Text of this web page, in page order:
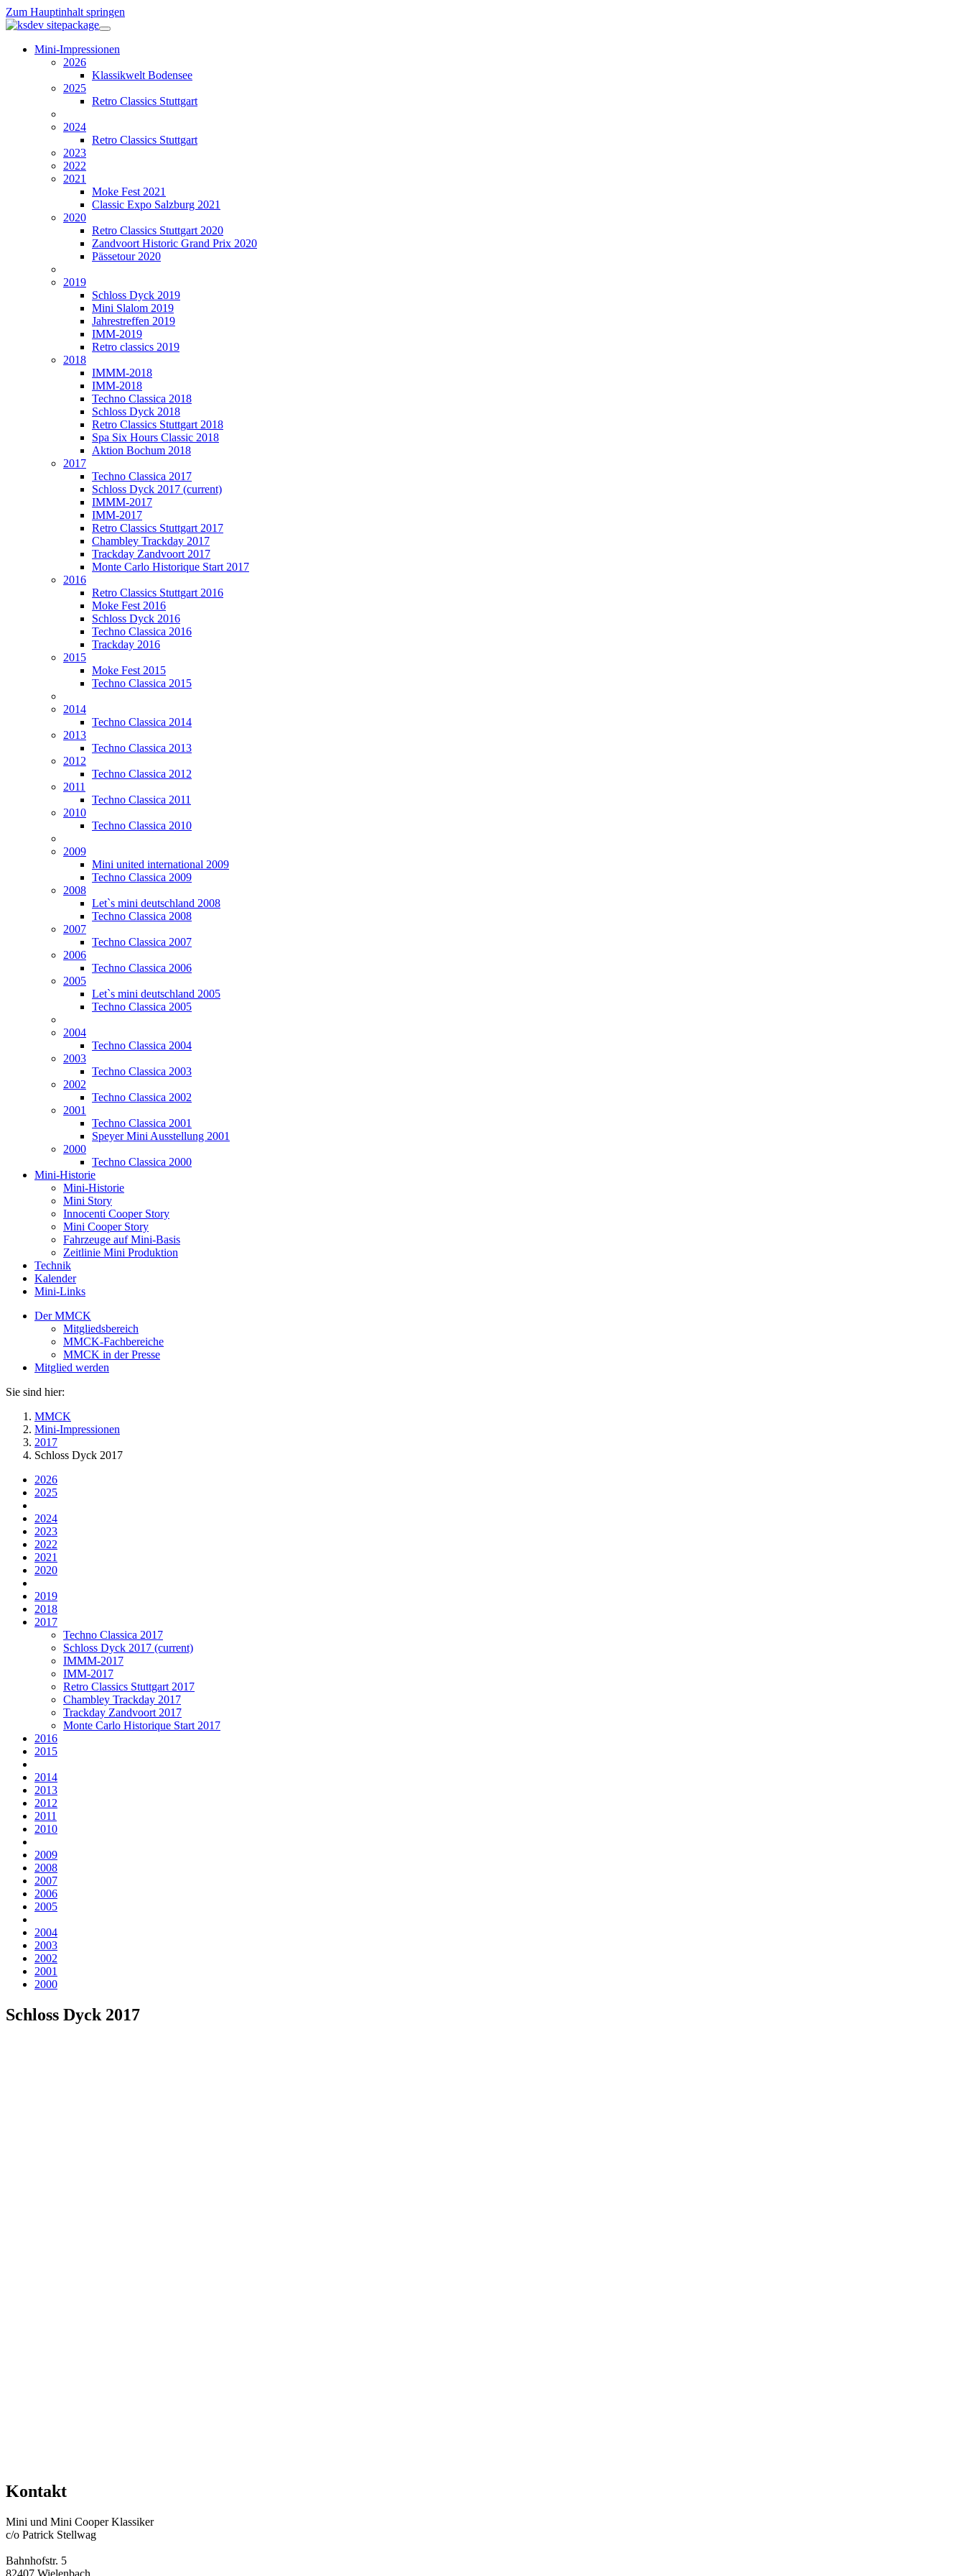
Zum Hauptinhalt springen
Mini-Impressionen
2026
Klassikwelt Bodensee
2025
Retro Classics Stuttgart
2024
Retro Classics Stuttgart
2023
2022
2021
Moke Fest 2021
Classic Expo Salzburg 2021
2020
Retro Classics Stuttgart 2020
Zandvoort Historic Grand Prix 2020
Pässetour 2020
2019
Schloss Dyck 2019
Mini Slalom 2019
Jahrestreffen 2019
IMM-2019
Retro classics 2019
2018
IMMM-2018
IMM-2018
Techno Classica 2018
Schloss Dyck 2018
Retro Classics Stuttgart 2018
Spa Six Hours Classic 2018
Aktion Bochum 2018
2017
Techno Classica 2017
Schloss Dyck 2017 (current)
IMMM-2017
IMM-2017
Retro Classics Stuttgart 2017
Chambley Trackday 2017
Trackday Zandvoort 2017
Monte Carlo Historique Start 2017
2016
Retro Classics Stuttgart 2016
Moke Fest 2016
Schloss Dyck 2016
Techno Classica 2016
Trackday 2016
2015
Moke Fest 2015
Techno Classica 2015
2014
Techno Classica 2014
2013
Techno Classica 2013
2012
Techno Classica 2012
2011
Techno Classica 2011
2010
Techno Classica 2010
2009
Mini united international 2009
Techno Classica 2009
2008
Let`s mini deutschland 2008
Techno Classica 2008
2007
Techno Classica 2007
2006
Techno Classica 2006
2005
Let`s mini deutschland 2005
Techno Classica 2005
2004
Techno Classica 2004
2003
Techno Classica 2003
2002
Techno Classica 2002
2001
Techno Classica 2001
Speyer Mini Ausstellung 2001
2000
Techno Classica 2000
Mini-Historie
Mini-Historie
Mini Story
Innocenti Cooper Story
Mini Cooper Story
Fahrzeuge auf Mini-Basis
Zeitlinie Mini Produktion
Technik
Kalender
Mini-Links
Der MMCK
Mitgliedsbereich
MMCK-Fachbereiche
MMCK in der Presse
Mitglied werden
Sie sind hier:
MMCK
Mini-Impressionen
2017
Schloss Dyck 2017
2026
2025
2024
2023
2022
2021
2020
2019
2018
2017
Techno Classica 2017
Schloss Dyck 2017 (current)
IMMM-2017
IMM-2017
Retro Classics Stuttgart 2017
Chambley Trackday 2017
Trackday Zandvoort 2017
Monte Carlo Historique Start 2017
2016
2015
2014
2013
2012
2011
2010
2009
2008
2007
2006
2005
2004
2003
2002
2001
2000
Schloss Dyck 2017
Kontakt
Mini und Mini Cooper Klassiker
c/o Patrick Stellwag
Bahnhofstr. 5
82407 Wielenbach